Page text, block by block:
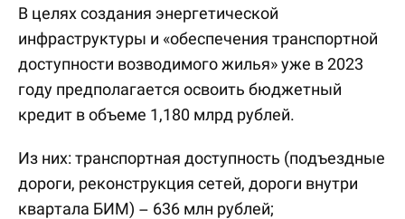
В целях создания энергетической
инфраструктуры и «обеспечения транспортной
доступности возводимого жилья» уже в 2023
году предполагается освоить бюджетный
кредит в объеме 1,180 млрд рублей.
Из них: транспортная доступность (подъездные
дороги, реконструкция сетей, дороги внутри
квартала БИМ) – 636 млн рублей;